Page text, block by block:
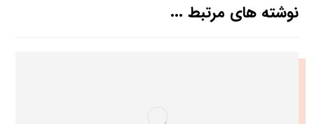
نوشته های مرتبط ...